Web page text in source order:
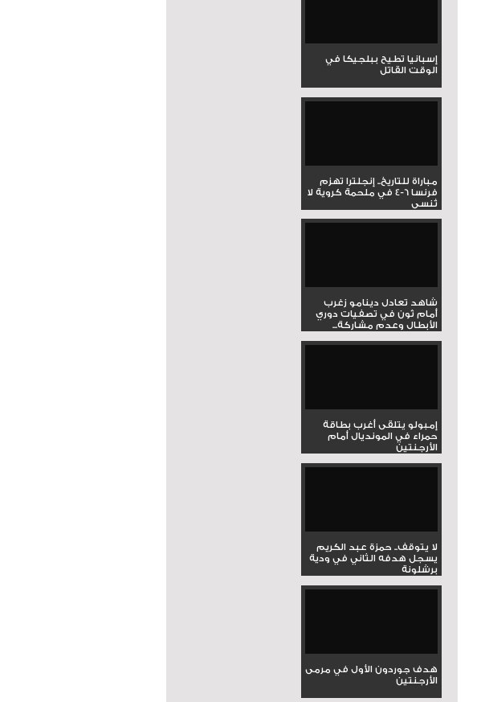
إسبانيا تطيح ببلجيكا في
الوقت القاتل
مباراة للتاريخ.. إنجلترا تهزم
فرنسا 6-4 في ملحمة كروية لا
تُنسى
شاهد تعادل دينامو زغرب
أمام ثون في تصفيات دوري
الأبطال وعدم مشاركة...
إمبولو يتلقى أغرب بطاقة
حمراء في المونديال أمام
الأرجنتين
لا يتوقف.. حمزة عبد الكريم
يسجل هدفه الثاني في ودية
برشلونة
هدف جوردون الأول في مرمى
الأرجنتين